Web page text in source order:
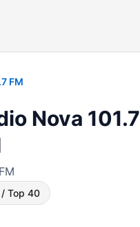
FM
Nova 101.7
/ Top 40